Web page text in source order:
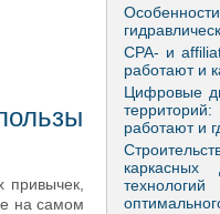
на самом
CPA- и
работают и
Цифровые
работают и
каркасных